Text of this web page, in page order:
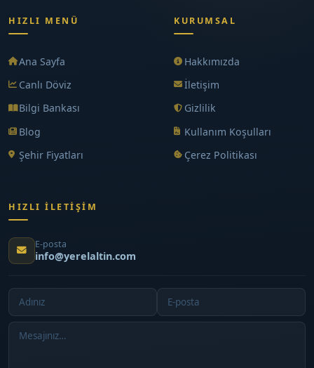
HIZLI MENÜ
Ana Sayfa
Canlı Döviz
Bilgi Bankası
Blog
Şehir Fiyatları
KURUMSAL
Hakkımızda
İletişim
Gizlilik
Kullanım Koşulları
Çerez Politikası
HIZLI İLETIŞIM
E-posta
info@yerelaltin.com